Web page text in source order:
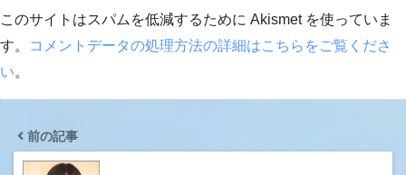
このサイトはスパムを低減するために Akismet を使っていま
す。
コメントデータの処理方法の詳細はこちらをご覧くださ
い。
前の記事